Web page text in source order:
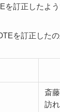
訂正したよう
を訂正した
斎
訪